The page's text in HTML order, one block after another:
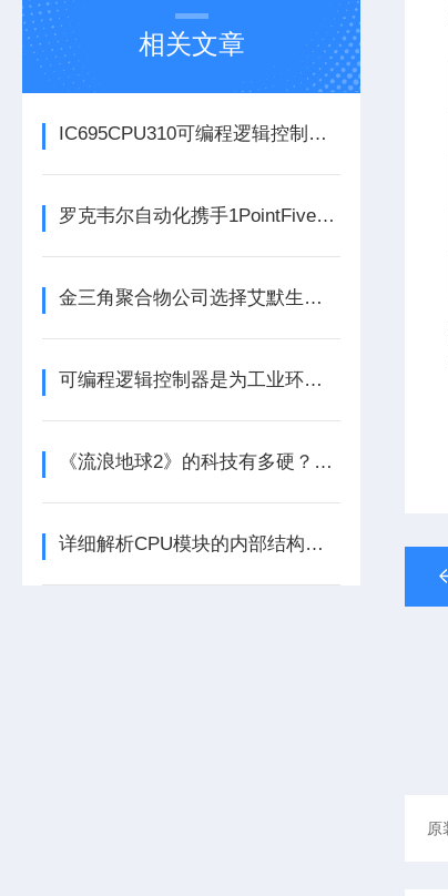
相关文章
IC695CPU310可编程逻辑控制器在各行业中具体应用分享
罗克韦尔自动化携手1PointFive 签署直接空气捕获碳去除信用协议
金三角聚合物公司选择艾默生为其新建工厂提供设备数字自动化技术以及软件
可编程逻辑控制器是为工业环境设计的数字运算控制系统
《流浪地球2》的科技有多硬？工业移动机器人首登大银幕
详细解析CPU模块的内部结构及其功能